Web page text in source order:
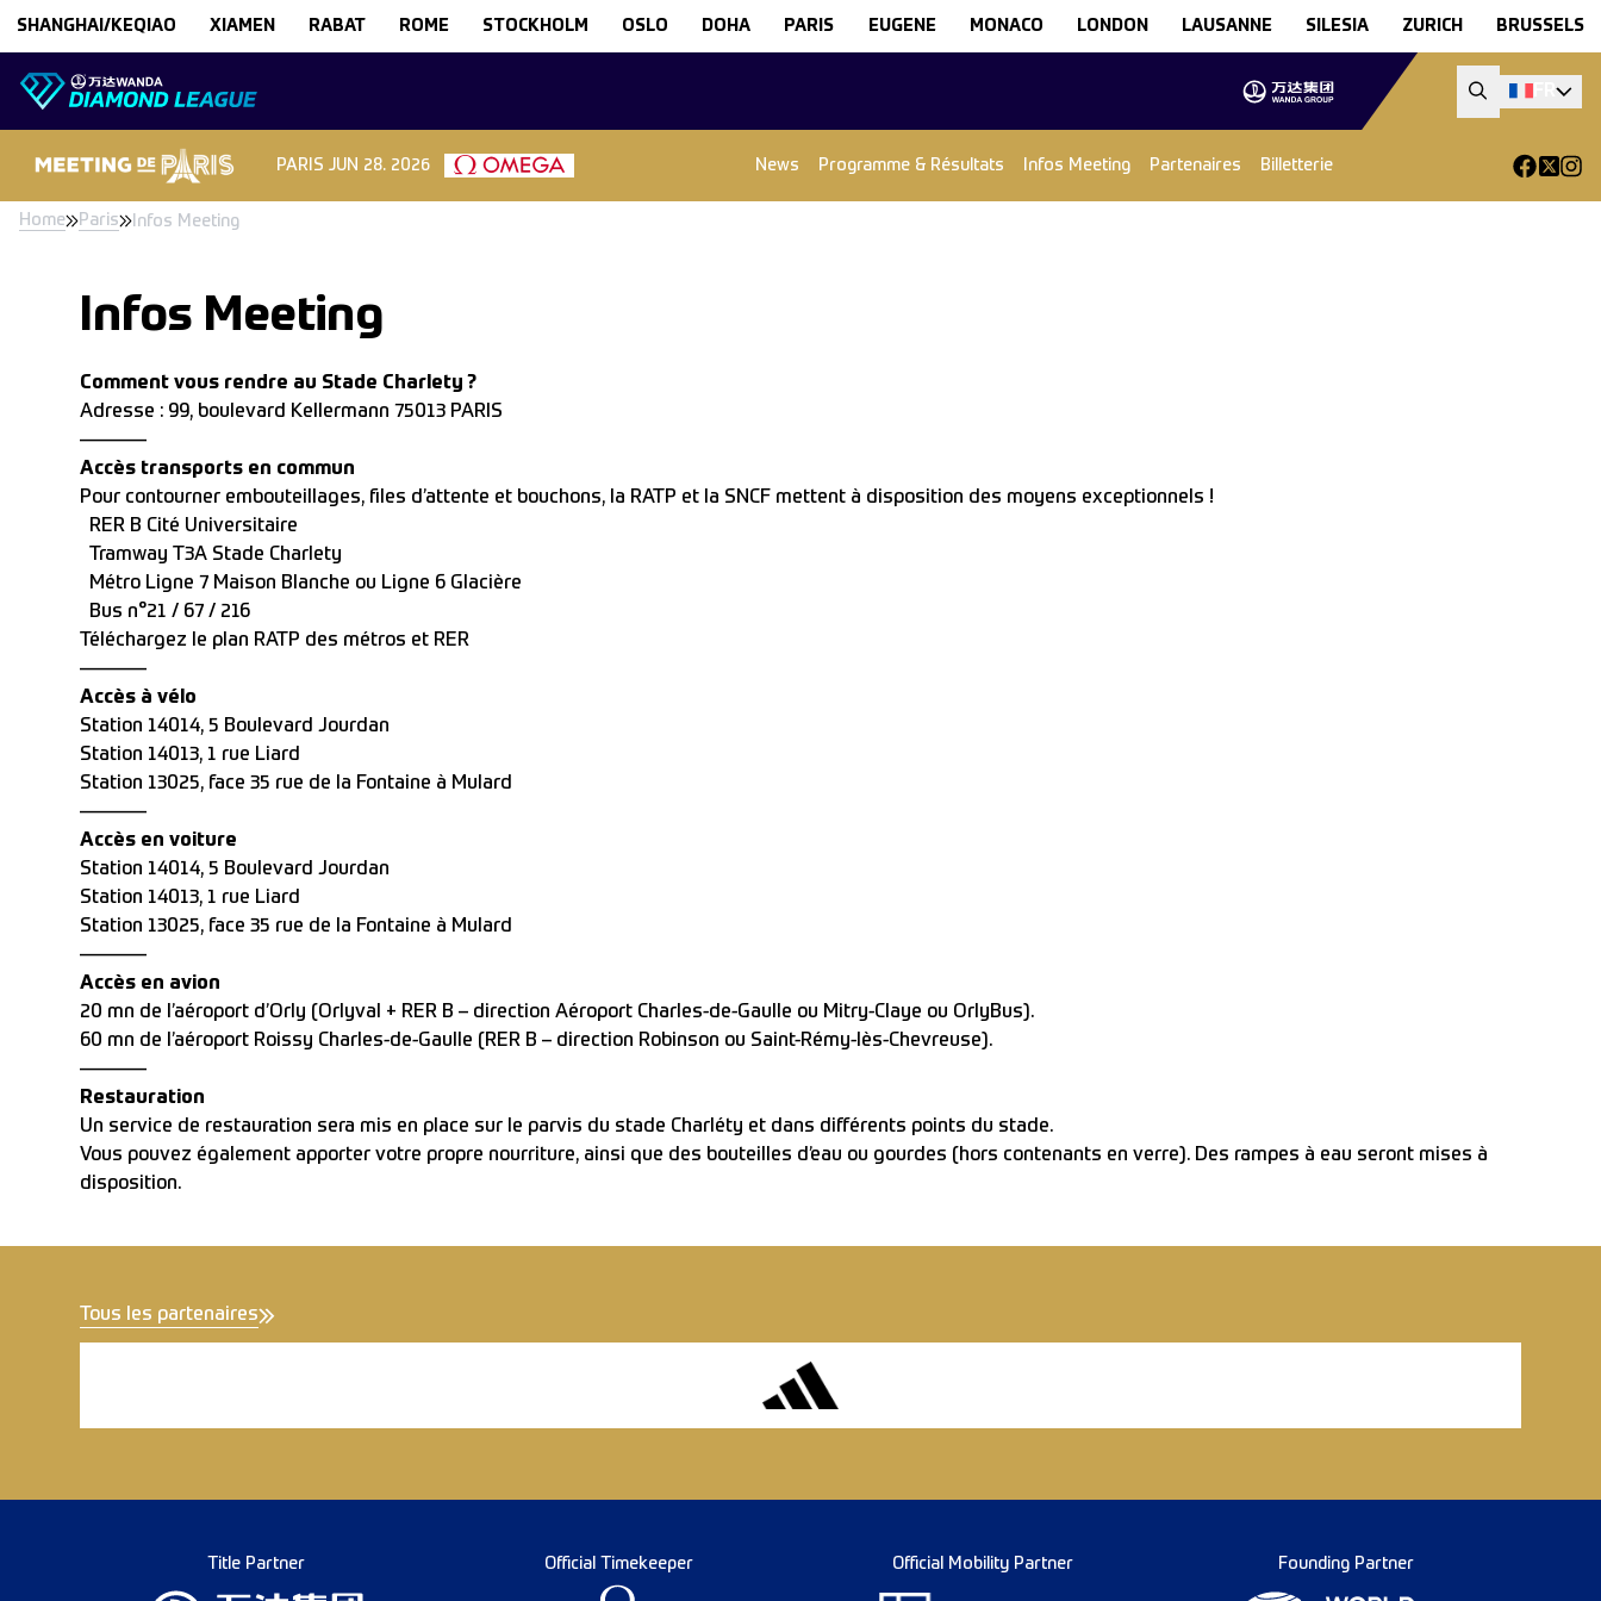
SHANGHAI/KEQIAO XIAMEN RABAT ROME STOCKHOLM OSLO DOHA PARIS EUGENE MONACO LONDON LAUSANNE SILESIA ZURICH BRUSSELS
PARIS JUN 28. 2026 News Programme & Résultats Infos Meeting Partenaires Billetterie
Home Paris Infos Meeting
Infos Meeting
Comment vous rendre au Stade Charlety ?
Adresse : 99, boulevard Kellermann 75013 PARIS
———–
Accès transports en commun
Pour contourner embouteillages, files d’attente et bouchons, la RATP et la SNCF mettent à disposition des moyens exceptionnels !
RER B Cité Universitaire
Tramway T3A Stade Charlety
Métro Ligne 7 Maison Blanche ou Ligne 6 Glacière
Bus n°21 / 67 / 216
Téléchargez le plan RATP des métros et RER
———–
Accès à vélo
Station 14014, 5 Boulevard Jourdan
Station 14013, 1 rue Liard
Station 13025, face 35 rue de la Fontaine à Mulard
———–
Accès en voiture
Station 14014, 5 Boulevard Jourdan
Station 14013, 1 rue Liard
Station 13025, face 35 rue de la Fontaine à Mulard
———–
Accès en avion
20 mn de l’aéroport d’Orly (Orlyval + RER B – direction Aéroport Charles-de-Gaulle ou Mitry-Claye ou OrlyBus).
60 mn de l’aéroport Roissy Charles-de-Gaulle (RER B – direction Robinson ou Saint-Rémy-lès-Chevreuse).
———–
Restauration
Un service de restauration sera mis en place sur le parvis du stade Charléty et dans différents points du stade.
Vous pouvez également apporter votre propre nourriture, ainsi que des bouteilles d’eau ou gourdes (hors contenants en verre). Des rampes à eau seront mises à
disposition.
Tous les partenaires
Title Partner Official Timekeeper Official Mobility Partner Founding Partner